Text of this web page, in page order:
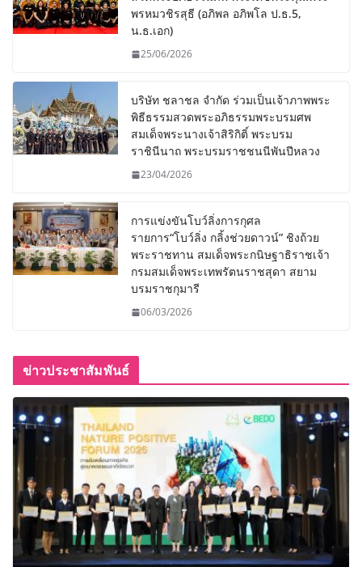
พรหมวชิรสุธี (อภิพล อภิพโล ป.ธ.5,
น.ธ.เอก)
25/06/2026
บริษัท ชลาชล จำกัด ร่วมเป็นเจ้าภาพพระ
พิธีธรรมสวดพระอภิธรรมพระบรมศพ
สมเด็จพระนางเจ้าสิริกิติ์ พระบรม
ราชินีนาถ พระบรมราชชนนีพันปีหลวง
23/04/2026
การแข่งขันโบว์ลิ่งการกุศล
รายการ“โบว์ลิ่ง กลิ้งช่วยดาวน์” ชิงถ้วย
พระราชทาน สมเด็จพระกนิษฐาธิราชเจ้า
กรมสมเด็จพระเทพรัตนราชสุดา สยาม
บรมราชกุมารี
06/03/2026
ข่าวประชาสัมพันธ์